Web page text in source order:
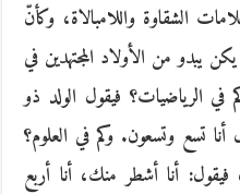
الشقاوة واللامبالاة، وكأنّ
يبدو من الأولاد المجتهدين في
الرياضيات؟ فيقول الولد ذو
أنا تسع وتسعون. وكم في العلوم؟
فيقول: أنا أشطر منك، أنا أربع